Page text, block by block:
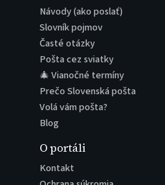
Návody (ako poslať)
Slovník pojmov
Časté otázky
Pošta cez sviatky
🎄 Vianočné termíny
Prečo Slovenská pošta
Volá vám pošta?
Blog
O portáli
Kontakt